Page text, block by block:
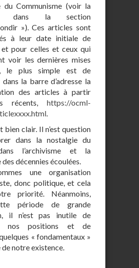
du Communisme (voir la
dans la section
»). Ces articles sont
à leur date initiale de
pour celles et ceux qui
voir les dernières mises
le plus simple est de
la barre d’adresse la
des articles à partir
récents, https://ocml-
.
bien clair. Il n’est question
dans la nostalgie du
l’archivisme et la
décennies écoulées.
une organisation
donc politique, et cela
priorité. Néanmoins,
période de grande
il n’est pas inutile de
nos positions et de
« fondamentaux »
de notre existence.